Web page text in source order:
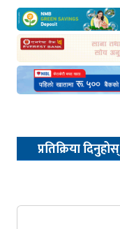
प्रतिक्रिया दिनुहोस्